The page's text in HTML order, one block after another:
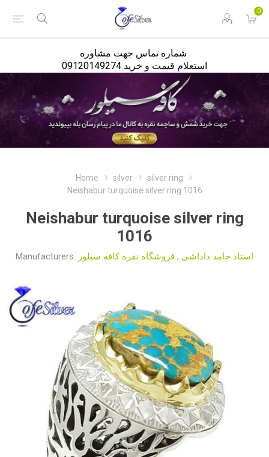
0
استعلام قیمت و خرید 09120149274
Home silver
silver ring
Neishabur turquoise silver ring 1016
Neishabur turquoise silver ring
1016
Manufacturers: استاد حامد داداشی , فروشگاه نقره کافه سیلور